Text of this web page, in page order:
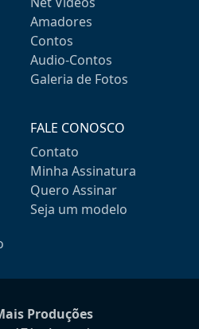
Amadores
Contos
Audio-Contos
Galeria de Fotos
FALE CONOSCO
Contato
Minha Assinatura
Quero Assinar
Seja um modelo
Produções